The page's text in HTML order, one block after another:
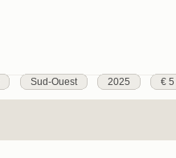
Sud-Ouest 2025 €